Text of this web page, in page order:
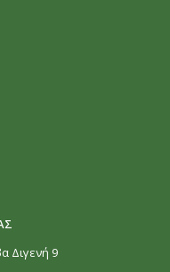
Διγενή 9